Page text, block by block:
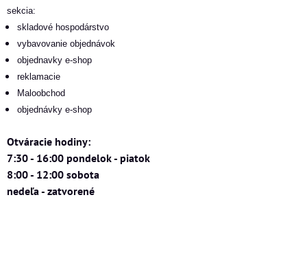
sekcia:
skladové hospodárstvo
vybavovanie objednávok
objednavky e-shop
reklamacie
Maloobchod
objednávky e-shop
Otváracie hodiny:
7:30 - 16:00 pondelok - piatok
8:00 - 12:00 sobota
nedeľa - zatvorené